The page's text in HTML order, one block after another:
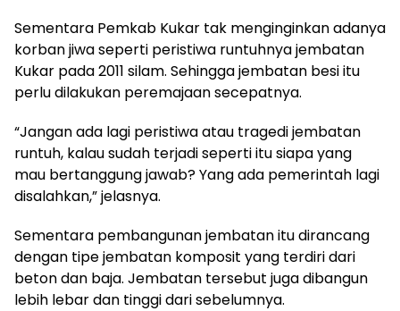
Sementara Pemkab Kukar tak menginginkan adanya
korban jiwa seperti peristiwa runtuhnya jembatan
Kukar pada 2011 silam. Sehingga jembatan besi itu
perlu dilakukan peremajaan secepatnya.
“Jangan ada lagi peristiwa atau tragedi jembatan
runtuh, kalau sudah terjadi seperti itu siapa yang
mau bertanggung jawab? Yang ada pemerintah lagi
disalahkan,” jelasnya.
Sementara pembangunan jembatan itu dirancang
dengan tipe jembatan komposit yang terdiri dari
beton dan baja. Jembatan tersebut juga dibangun
lebih lebar dan tinggi dari sebelumnya.